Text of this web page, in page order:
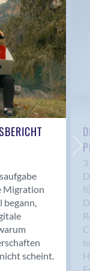
Migration
begann,
scheint.